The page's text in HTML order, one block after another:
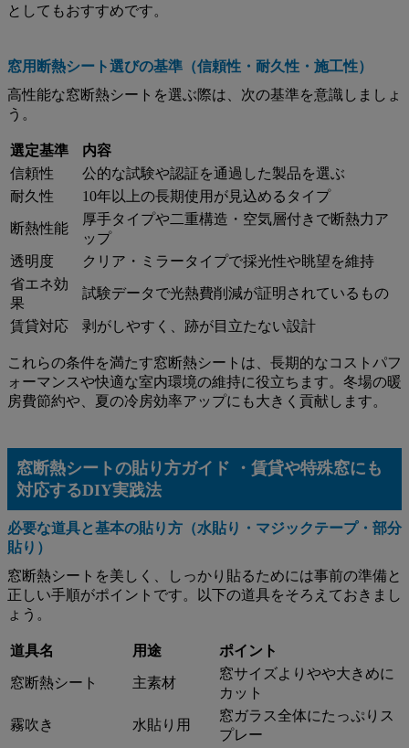
としてもおすすめです。
窓用断熱シート選びの基準（信頼性・耐久性・施工性）
高性能な窓断熱シートを選ぶ際は、次の基準を意識しましょ
う。
選定基準
内容
信頼性
公的な試験や認証を通過した製品を選ぶ
耐久性
10年以上の長期使用が見込めるタイプ
断熱性能
厚手タイプや二重構造・空気層付きで断熱力ア
ップ
透明度
クリア・ミラータイプで採光性や眺望を維持
省エネ効
果
試験データで光熱費削減が証明されているもの
賃貸対応 剥がしやすく、跡が目立たない設計
これらの条件を満たす窓断熱シートは、長期的なコストパフ
ォーマンスや快適な室内環境の維持に役立ちます。冬場の暖
房費節約や、夏の冷房効率アップにも大きく貢献します。
窓断熱シートの貼り方ガイド ・賃貸や特殊窓にも
対応するDIY実践法
必要な道具と基本の貼り方（水貼り・マジックテープ・部分
貼り）
窓断熱シートを美しく、しっかり貼るためには事前の準備と
正しい手順がポイントです。以下の道具をそろえておきまし
ょう。
道具名 用途 ポイント
窓断熱シート 主素材
窓サイズよりやや大きめに
カット
霧吹き 水貼り用
窓ガラス全体にたっぷりス
プレー